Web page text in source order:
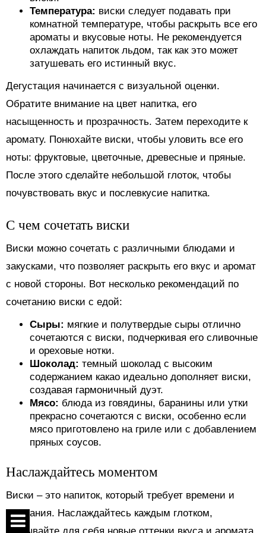
Температура: виски следует подавать при
комнатной температуре, чтобы раскрыть все его
ароматы и вкусовые ноты. Не рекомендуется
охлаждать напиток льдом, так как это может
затушевать его истинный вкус.
Дегустация начинается с визуальной оценки.
Обратите внимание на цвет напитка, его
насыщенность и прозрачность. Затем переходите к
аромату. Понюхайте виски, чтобы уловить все его
ноты: фруктовые, цветочные, древесные и пряные.
После этого сделайте небольшой глоток, чтобы
почувствовать вкус и послевкусие напитка.
С чем сочетать виски
Виски можно сочетать с различными блюдами и
закусками, что позволяет раскрыть его вкус и аромат
с новой стороны. Вот несколько рекомендаций по
сочетанию виски с едой:
Сыры: мягкие и полутвердые сыры отлично
сочетаются с виски, подчеркивая его сливочные
и ореховые нотки.
Шоколад: темный шоколад с высоким
содержанием какао идеально дополняет виски,
создавая гармоничный дуэт.
Мясо: блюда из говядины, баранины или утки
прекрасно сочетаются с виски, особенно если
мясо приготовлено на гриле или с добавлением
пряных соусов.
Наслаждайтесь моментом
Виски – это напиток, который требует времени и
внимания. Наслаждайтесь каждым глотком,